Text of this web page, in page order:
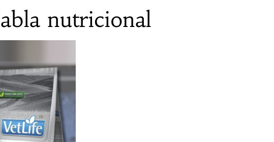
nutricional